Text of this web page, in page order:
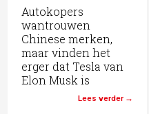
Autokopers
wantrouwen
Chinese merken,
maar vinden het
erger dat Tesla van
Elon Musk is
Lees verder